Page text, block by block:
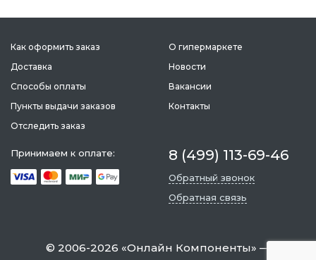
Как оформить заказ
Доставка
Способы оплаты
Пункты выдачи заказов
Отследить заказ
О гипермаркете
Новости
Вакансии
Контакты
Принимаем к оплате: 8 (499) 113-69-46
Обратный звонок
Обратная связь
© 2006-2026 «Онлайн Компоненты» —
Липецк
Магас
Магнитогорск
Майкоп
Междуреченск
Мурманск
Нижний Новгород
Новокузнецк
Новороссийск
Новосибирск
Орёл
Пенза
Пермь
Салехард